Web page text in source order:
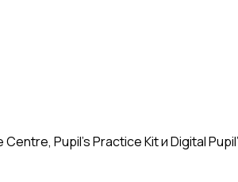
Pupil's Practice Kit и Digital